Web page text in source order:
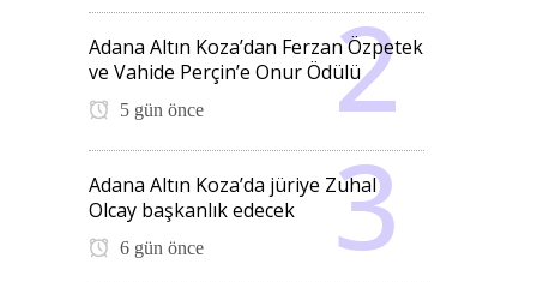
Adana Altın Koza’dan Ferzan Özpetek
ve Vahide Perçin’e Onur Ödülü
5 gün önce
Adana Altın Koza’da jüriye Zuhal
Olcay başkanlık edecek
6 gün önce